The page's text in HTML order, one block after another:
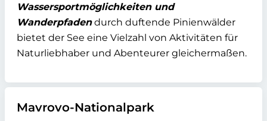
Wassersportmöglichkeiten und
Wanderpfadendurch duftende Pinienwälder
bietet der See eine Vielzahl von Aktivitäten für
Naturliebhaber und Abenteurer gleichermaßen.
Mavrovo-Nationalpark